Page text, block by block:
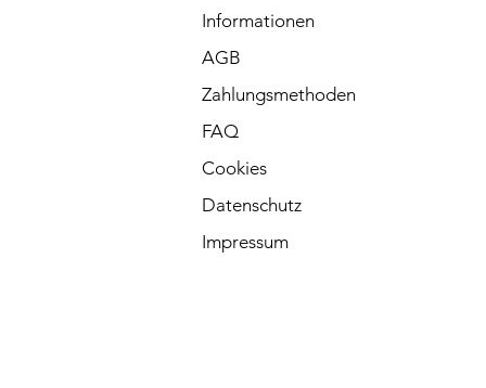
Informationen
AGB
Zahlungsmethoden
FAQ
Cookies
Datenschutz
Impressum